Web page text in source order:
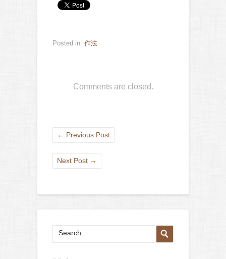
Posted in: 作法
Comments are closed.
← Previous Post
Next Post →